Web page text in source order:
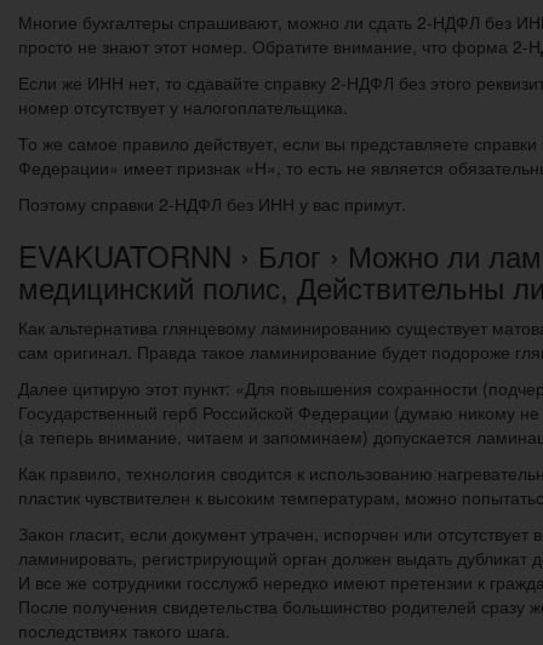
Многие бухгалтеры спрашивают, можно ли сдать 2-НДФЛ без
просто не знают этот номер. Обратите внимание, что форма
Если же ИНН нет, то сдавайте справку 2-НДФЛ без этого
номер отсутствует у налогоплательщика.
То же самое правило действует, если вы представляете
Федерации» имеет признак «Н», то есть не является
Поэтому справки 2-НДФЛ без ИНН у вас примут.
EVAKUATORNN › Блог › Можно ли
медицинский полис, Действительны
Как альтернатива глянцевому ламинированию существует
сам оригинал. Правда такое ламинирование будет подороже
Далее цитирую этот пункт: «Для повышения сохранности
Государственный герб Российской Федерации (думаю никому
(а теперь внимание, читаем и запоминаем) допускается
Как правило, технология сводится к использованию
пластик чувствителен к высоким температурам, можно
Закон гласит, если документ утрачен, испорчен или
ламинировать, регистрирующий орган должен выдать дубликат
И все же сотрудники госслужб нередко имеют претензии к
После получения свидетельства большинство родителей
последствиях такого шага.